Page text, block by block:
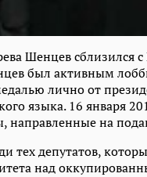
Шенцев сблизился
был активным
лично от
языка. 16 января
направленные на
тех депутатов,
над